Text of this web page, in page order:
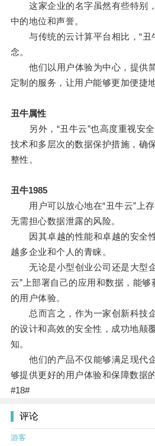
这家企业的名字虽然有些特别
中的地位和声誉。
与传统的云计算平台相比，“丑
念。
他们以用户体验为中心，提供
定制的服务，让用户能够更加便捷
丑牛属性
另外，“丑牛云”也高度重视安全
技术和多层次的数据保护措施，确
整性。
丑牛1985
用户可以放心地在“丑牛云”上存
无需担心数据泄露的风险。
因其卓越的性能和卓越的安全性
越多企业和个人的青睐。
无论是小型创业公司还是大型企
云”上部署自己的应用和数据，能
的用户体验。
总而言之，作为一家创新科技企
的设计和高效的安全性，成功地颠
知。
他们的产品不仅能够满足现代
够提供更好的用户体验和保障数据
#18#
评论
游客